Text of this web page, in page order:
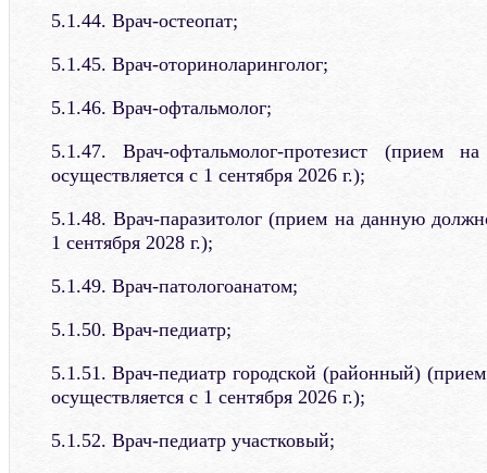
5.1.44. Врач-остеопат;
5.1.45. Врач-оториноларинголог;
5.1.46. Врач-офтальмолог;
5.1.47. Врач-офтальмолог-протезист (прием
осуществляется с 1 сентября 2026 г.);
5.1.48. Врач-паразитолог (прием на данную
1 сентября 2028 г.);
5.1.49. Врач-патологоанатом;
5.1.50. Врач-педиатр;
5.1.51. Врач-педиатр городской (районный)
осуществляется с 1 сентября 2026 г.);
5.1.52. Врач-педиатр участковый;